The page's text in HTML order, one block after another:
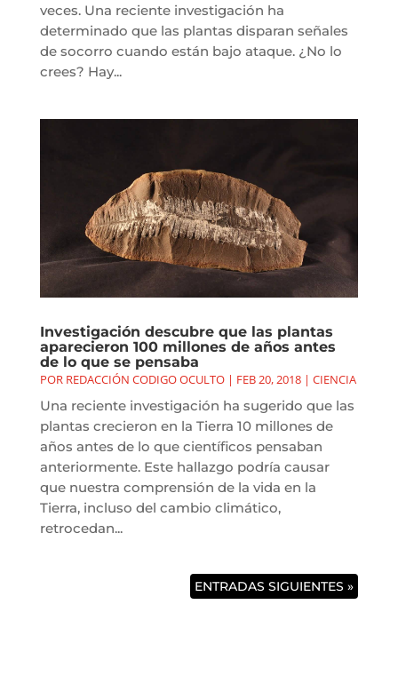
veces. Una reciente investigación ha
determinado que las plantas disparan señales
de socorro cuando están bajo ataque. ¿No lo
crees? Hay...
Investigación descubre que las plantas
aparecieron 100 millones de años antes
de lo que se pensaba
POR REDACCIÓN CODIGO OCULTO| FEB 20, 2018| CIENCIA
Una reciente investigación ha sugerido que las
plantas crecieron en la Tierra 10 millones de
años antes de lo que científicos pensaban
anteriormente. Este hallazgo podría causar
que nuestra comprensión de la vida en la
Tierra, incluso del cambio climático,
retrocedan...
ENTRADAS SIGUIENTES »